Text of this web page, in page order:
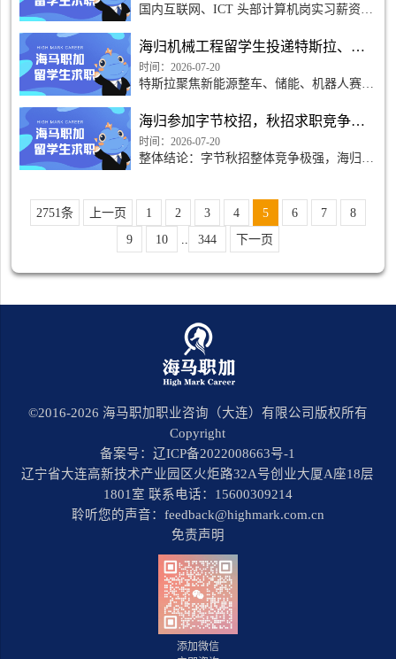
国内互联网、ICT 头部计算机岗实习薪资有
远程两种模式，薪资、福利、额外补贴差异
明显，算法、海外研发岗溢价更高。本文结
合 2026 大厂最新标准
海归机械工程留学生投递特斯拉、西门子校招哪个更适配
时间：2026-07-20
特斯拉聚焦新能源整车、储能、机器人赛
能制造，两类企业岗位适配人群、专业匹配
度、工作节奏、长期发展差异明显。结合澳
洲机械海归课程(能源
海归参加字节校招，秋招求职竞争压力大不大？
时间：2026-07-20
整体结论：字节秋招整体竞争极强，海归也
求职通道压力差异悬殊。2026 字节秋招整
体录取率不足 5%，热门产品
2751条 上一页 1 2 3 4 5 6 7
8
9
10 .. 344 下一页
©2016-2026 海马职加职业咨询（大连）有限公司版权所有
Copyright
备案号：辽ICP备2022008663号-1
辽宁省大连高新技术产业园区火炬路32A号创业大厦A座18层
1801室 联系电话：15600309214
聆听您的声音：feedback@highmark.com.cn
免责声明
添加微信